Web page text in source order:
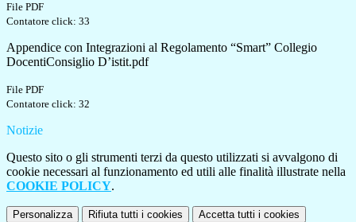
File PDF
Contatore click: 33
Appendice con Integrazioni al Regolamento “Smart” Collegio
DocentiConsiglio D’istit.pdf
File PDF
Contatore click: 32
Notizie
Questo sito o gli strumenti terzi da questo utilizzati si avvalgono di
cookie necessari al funzionamento ed utili alle finalità illustrate nella
COOKIE POLICY.
Personalizza Rifiuta tutti i cookies Accetta tutti i cookies